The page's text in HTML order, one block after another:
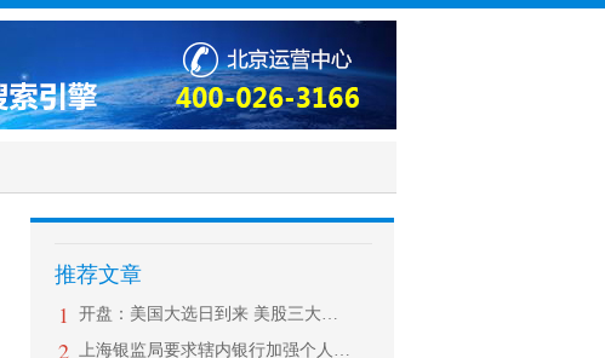
推荐文章
1 开盘：美国大选日到来 美股三大股指周二低开
2 上海银监局要求辖内银行加强个人住房信贷风险管理